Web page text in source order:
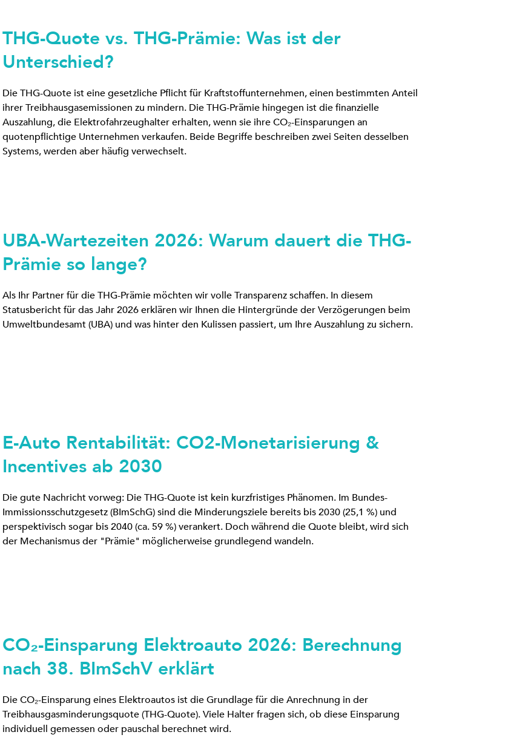
THG-Quote vs. THG-Prämie: Was ist der
Unterschied?
Die THG-Quote ist eine gesetzliche Pflicht für Kraftstoffunternehmen, einen bestimmten Anteil
ihrer Treibhausgasemissionen zu mindern. Die THG-Prämie hingegen ist die finanzielle
Auszahlung, die Elektrofahrzeughalter erhalten, wenn sie ihre CO₂-Einsparungen an
quotenpflichtige Unternehmen verkaufen. Beide Begriffe beschreiben zwei Seiten desselben
Systems, werden aber häufig verwechselt.
UBA-Wartezeiten 2026: Warum dauert die THG-
Prämie so lange?
Als Ihr Partner für die THG-Prämie möchten wir volle Transparenz schaffen. In diesem
Statusbericht für das Jahr 2026 erklären wir Ihnen die Hintergründe der Verzögerungen beim
Umweltbundesamt (UBA) und was hinter den Kulissen passiert, um Ihre Auszahlung zu sichern.
E-Auto Rentabilität: CO2-Monetarisierung &
Incentives ab 2030
Die gute Nachricht vorweg: Die THG-Quote ist kein kurzfristiges Phänomen. Im Bundes-
Immissionsschutzgesetz (BImSchG) sind die Minderungsziele bereits bis 2030 (25,1 %) und
perspektivisch sogar bis 2040 (ca. 59 %) verankert. Doch während die Quote bleibt, wird sich
der Mechanismus der "Prämie" möglicherweise grundlegend wandeln.
CO₂-Einsparung Elektroauto 2026: Berechnung
nach 38. BImSchV erklärt
Die CO₂-Einsparung eines Elektroautos ist die Grundlage für die Anrechnung in der
Treibhausgasminderungsquote (THG-Quote). Viele Halter fragen sich, ob diese Einsparung
individuell gemessen oder pauschal berechnet wird.